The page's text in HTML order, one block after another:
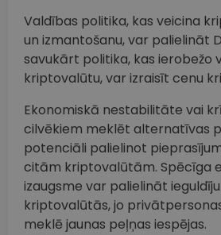
Valdības politika, kas veicina
un izmantošanu, var palielināt
savukārt politika, kas ierobežo
kriptovalūtu, var izraisīt cenu
Ekonomiskā nestabilitāte vai
cilvēkiem meklēt alternatīvas
potenciāli palielinot
citām kriptovalūtām. Spēcīga
izaugsme var palielināt
kriptovalūtās, jo
meklē jaunas peļņas iespējas.